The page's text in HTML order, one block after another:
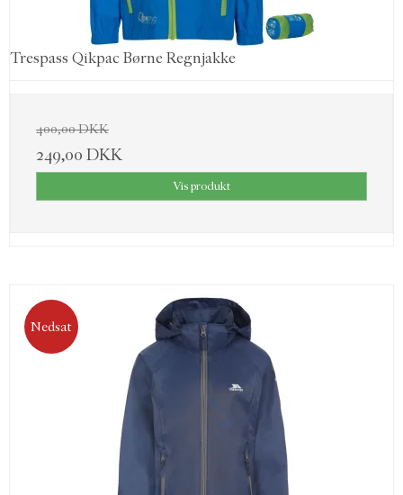
Trespass Qikpac Børne Regnjakke
400,00 DKK
249,00 DKK
Vis produkt
Nedsat